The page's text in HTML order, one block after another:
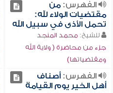
الفهرس:من
مقتضيات الولاء لله:
تحمل الأذى في سبيل الله
للشيخ: محمد المنجد
جزء من محاضرة ( ولاية الله
ومقتضياتها)
الفهرس:أصناف
أهل الخير يوم القيامة